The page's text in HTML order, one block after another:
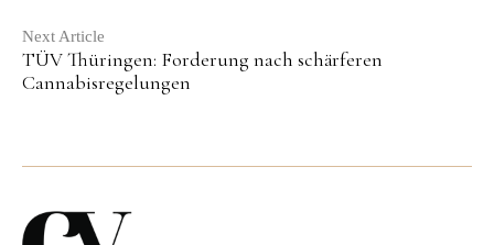
Next Article
TÜV Thüringen: Forderung nach schärferen
Cannabisregelungen